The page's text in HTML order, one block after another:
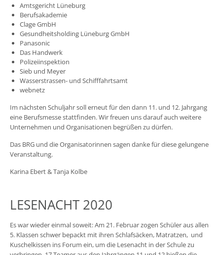
Amtsgericht Lüneburg
Berufsakademie
Clage GmbH
Gesundheitsholding Lüneburg GmbH
Panasonic
Das Handwerk
Polizeiinspektion
Sieb und Meyer
Wasserstrassen- und Schifffahrtsamt
webnetz
Im nächsten Schuljahr soll erneut für den dann 11. und 12. Jahrgang
eine Berufsmesse stattfinden. Wir freuen uns darauf auch weitere
Unternehmen und Organisationen begrüßen zu dürfen.
Das BRG und die Organisatorinnen sagen danke für diese gelungene
Veranstaltung.
Karina Ebert & Tanja Kolbe
LESENACHT 2020
Es war wieder einmal soweit: Am 21. Februar zogen Schüler aus allen
5. Klassen schwer bepackt mit ihren Schlafsäcken, Matratzen, und
Kuschelkissen ins Forum ein, um die Lesenacht in der Schule zu